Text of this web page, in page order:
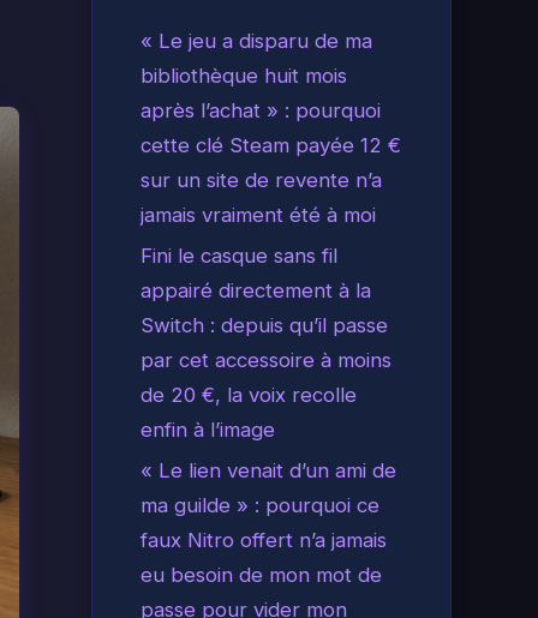
« Le jeu a disparu de ma
bibliothèque huit mois
après l’achat » : pourquoi
cette clé Steam payée 12 €
sur un site de revente n’a
jamais vraiment été à moi
Fini le casque sans fil
appairé directement à la
Switch : depuis qu’il passe
par cet accessoire à moins
de 20 €, la voix recolle
enfin à l’image
« Le lien venait d’un ami de
ma guilde » : pourquoi ce
faux Nitro offert n’a jamais
eu besoin de mon mot de
passe pour vider mon